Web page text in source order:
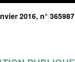
2016, n° 365987